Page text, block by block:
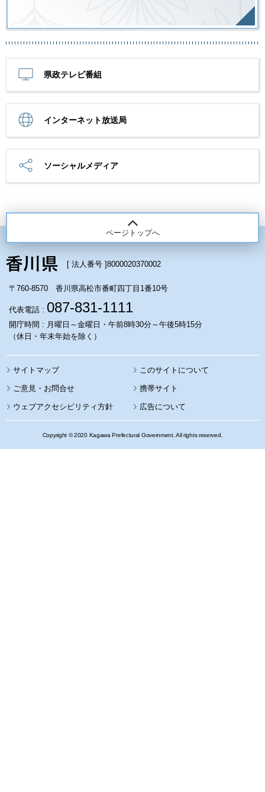
県政テレビ番組
インターネット放送局
ソーシャルメディア
ページトップへ
[ 法人番号 ]8000020370002
〒760-8570 香川県高松市番町四丁目1番10号
代表電話 : 087-831-1111
開庁時間 : 月曜日～金曜日・午前8時30分～午後5時15分
（休日・年末年始を除く）
サイトマップ このサイトについて
携帯サイト
ウェブアクセシビリティ方針 広告について
Copyright © 2020 Kagawa Prefectural Government. All rights reserved.